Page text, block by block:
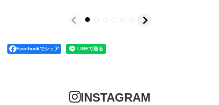
Facebookでシェア
INSTAGRAM